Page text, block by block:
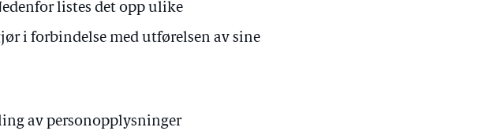
listes det opp ulike
i forbindelse med utførelsen av sine
av personopplysninger